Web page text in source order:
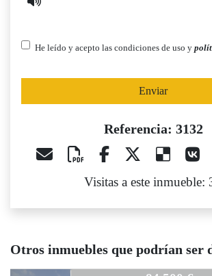
He leído y acepto las condiciones de uso y
Enviar
Referencia: 3132
Visitas a este inmueble:
Otros inmuebles que podrían ser